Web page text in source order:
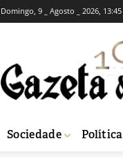
Domingo, 9 _ Agosto _ 2026, 13:45
Sociedade Política